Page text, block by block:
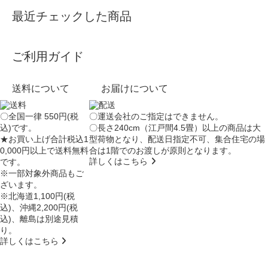
最近チェックした商品
ご利用ガイド
送料について
〇全国一律 550円(税
込)です。
★お買い上げ合計税込1
0,000円以上で送料無料
です。
※一部対象外商品もご
ざいます。
※北海道1,100円(税
込)、沖縄2,200円(税
込)、離島は別途見積
り。
詳しくはこちら
お届けについて
〇運送会社のご指定はできません。
〇長さ240cm（江戸間4.5畳）以上の商品は大
型荷物となり、配送日指定不可、集合住宅の場
合は1階でのお渡しが原則となります。
詳しくはこちら